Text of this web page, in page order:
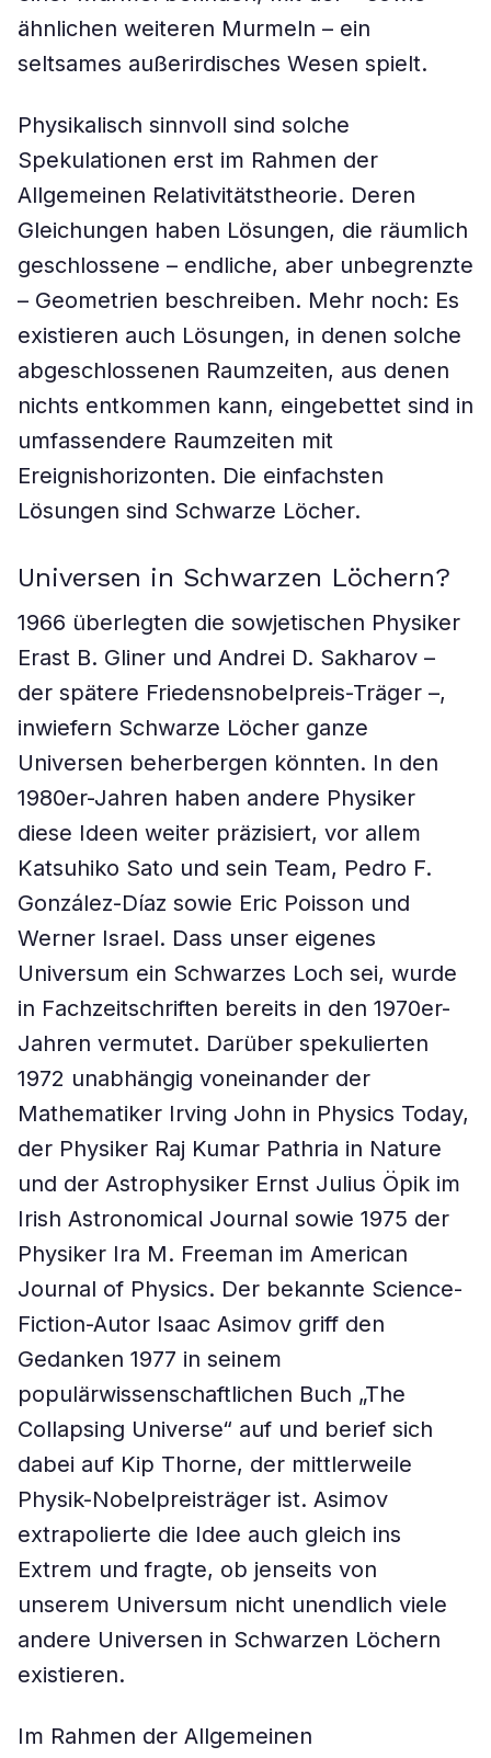
ähnlichen weiteren Murmeln – ein
seltsames außerirdisches Wesen spielt.
Physikalisch sinnvoll sind solche
Spekulationen erst im Rahmen der
Allgemeinen Relativitätstheorie. Deren
Gleichungen haben Lösungen, die räumlich
geschlossene – endliche, aber unbegrenzte
– Geometrien beschreiben. Mehr noch: Es
existieren auch Lösungen, in denen solche
abgeschlossenen Raumzeiten, aus denen
nichts entkommen kann, eingebettet sind in
umfassendere Raumzeiten mit
Ereignishorizonten. Die einfachsten
Lösungen sind Schwarze Löcher.
Universen in Schwarzen Löchern?
1966 überlegten die sowjetischen Physiker
Erast B. Gliner und Andrei D. Sakharov –
der spätere Friedensnobelpreis-Träger –,
inwiefern Schwarze Löcher ganze
Universen beherbergen könnten. In den
1980er-Jahren haben andere Physiker
diese Ideen weiter präzisiert, vor allem
Katsuhiko Sato und sein Team, Pedro F.
González-Díaz sowie Eric Poisson und
Werner Israel. Dass unser eigenes
Universum ein Schwarzes Loch sei, wurde
in Fachzeitschriften bereits in den 1970er-
Jahren vermutet. Darüber spekulierten
1972 unabhängig voneinander der
Mathematiker Irving John in Physics Today,
der Physiker Raj Kumar Pathria in Nature
und der Astrophysiker Ernst Julius Öpik im
Irish Astronomical Journal sowie 1975 der
Physiker Ira M. Freeman im American
Journal of Physics. Der bekannte Science-
Fiction-Autor Isaac Asimov griff den
Gedanken 1977 in seinem
populärwissenschaftlichen Buch „The
Collapsing Universe“ auf und berief sich
dabei auf Kip Thorne, der mittlerweile
Physik-Nobelpreisträger ist. Asimov
extrapolierte die Idee auch gleich ins
Extrem und fragte, ob jenseits von
unserem Universum nicht unendlich viele
andere Universen in Schwarzen Löchern
existieren.
Im Rahmen der Allgemeinen